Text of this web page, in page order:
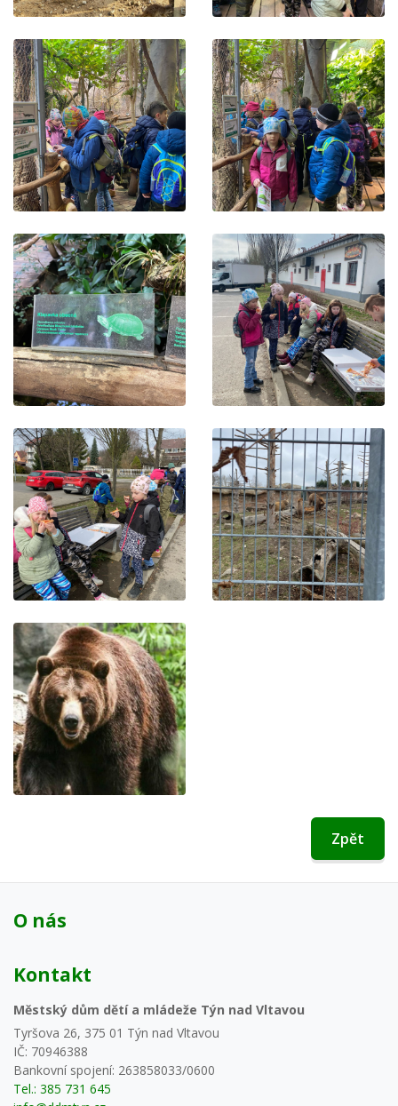
Zpět
O nás
Kontakt
Městský dům dětí a mládeže Týn nad Vltavou
Tyršova 26, 375 01 Týn nad Vltavou
IČ: 70946388
Bankovní spojení: 263858033/0600
Tel.: 385 731 645